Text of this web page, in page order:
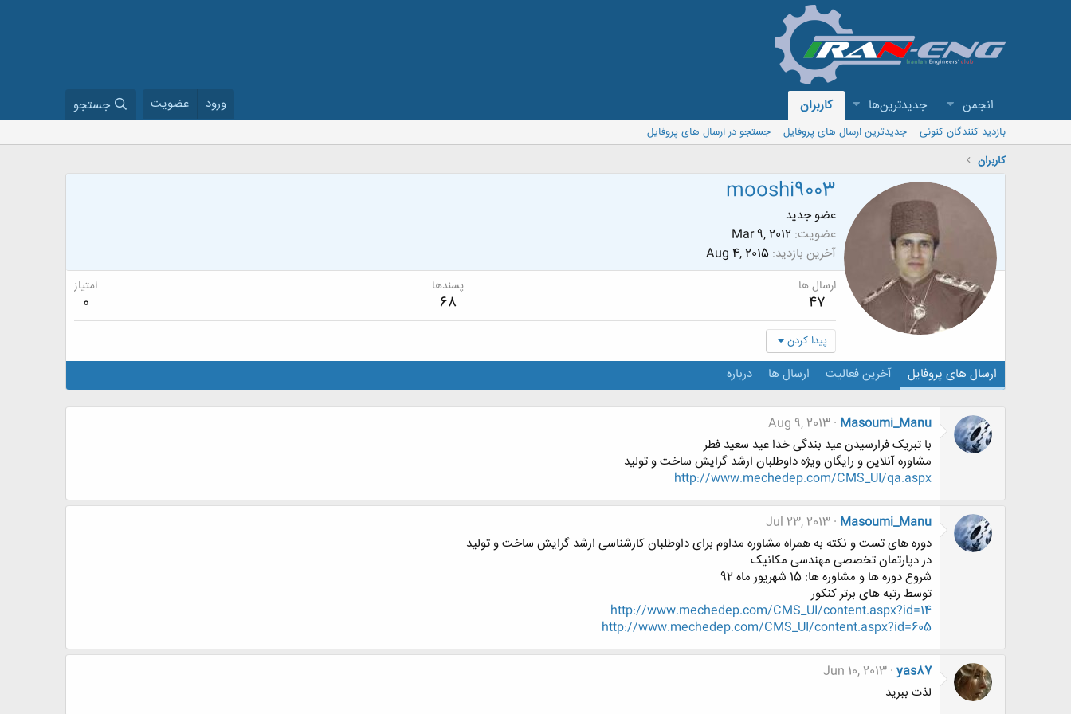
انجمن جدیدترین‌ها کاربران ورود عضویت جستجو
بازدید کنندگان کنونی جدیدترین ارسال های پروفایل
جستجو در ارسال های پروفایل
کاربران
mooshi9003
عضو جدید
عضویت Mar 9, 2012
آخرین بازدید Aug 4, 2015
ارسال ها
47
پسندها
68
امتیاز
0
پیدا کردن
ارسال های پروفایل آخرین فعالیت ارسال ها درباره
Masoumi_Manu
Aug 9, 2013
با تبریک فرارسیدن عید بندگی خدا عید سعید فطر
مشاوره آنلاین و رایگان ویژه داوطلبان ارشد گرایش ساخت و تولید
http://www.mechedep.com/CMS_UI/qa.aspx
Masoumi_Manu
Jul 23, 2013
دوره های تست و نکته به همراه مشاوره مداوم برای داوطلبان کارشناسی ارشد گرایش ساخت و تولید
در دپارتمان تخصصی مهندسی مکانیک
شروع دوره ها و مشاوره ها: 15 شهریور ماه 92
توسط رتبه های برتر کنکور
http://www.mechedep.com/CMS_UI/content.aspx?id=14
http://www.mechedep.com/CMS_UI/content.aspx?id=605
yas87
Jun 10, 2013
لذت ببرید